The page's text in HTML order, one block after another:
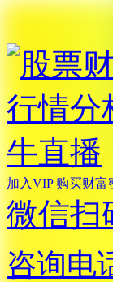
加入VIP 购买财富
微信扫
咨询电